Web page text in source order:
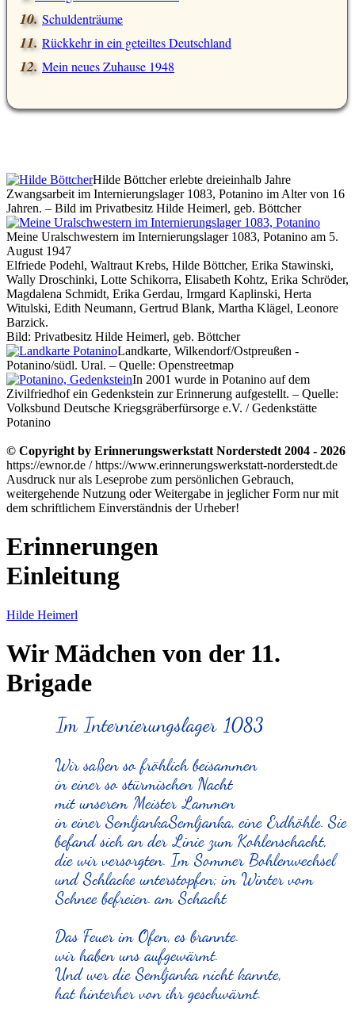
Schuldenträume
Rückkehr in ein geteiltes Deutschland
Mein neues Zuhause 1948
Hilde Böttcher erlebte dreieinhalb Jahre
Zwangsarbeit im Internierungslager 1083, Potanino im Alter von 16
Jahren. – Bild im Privatbesitz Hilde Heimerl, geb. Böttcher
Meine Uralschwestern im Internierungslager 1083, Potanino am 5.
August 1947
Elfriede Podehl, Waltraut Krebs, Hilde Böttcher, Erika Stawinski,
Wally Droschinki, Lotte Schikorra, Elisabeth Kohtz, Erika Schröder,
Magdalena Schmidt, Erika Gerdau, Irmgard Kaplinski, Herta
Witulski, Edith Neumann, Gertrud Blank, Martha Klägel, Leonore
Barzick.
Bild: Privatbesitz Hilde Heimerl, geb. Böttcher
Landkarte, Wilkendorf/Ostpreußen -
Potanino/südl. Ural. – Quelle: Openstreetmap
In 2001 wurde in Potanino auf dem
Zivilfriedhof ein Gedenkstein zur Erinnerung aufgestellt. – Quelle:
Volksbund Deutsche Kriegsgräberfürsorge e.V. / Gedenkstätte
Potanino
© Copyright by Erinnerungswerkstatt Norderstedt 2004 - 2026
https://ewnor.de / https://www.erinnerungswerkstatt-norderstedt.de
Ausdruck nur als Leseprobe zum persönlichen Gebrauch,
weitergehende Nutzung oder Weitergabe in jeglicher Form nur mit
dem schriftlichem Einverständnis der Urheber!
Erinnerungen
Einleitung
Hilde Heimerl
Wir Mädchen von der 11.
Brigade
Im Internierungslager 1083
Wir saßen so fröhlich beisammen
in einer so stürmischen Nacht
mit unserem Meister Lammen
in einerSemljankaSemljanka, eine Erdhöhle. Sie
befand sich an der Linie zum Kohlenschacht,
die wir versorgten. Im Sommer Bohlenwechsel
und Schlacke unterstopfen; im Winter vom
Schnee befreien. am Schacht
Das Feuer im Ofen, es brannte.
wir haben uns aufgewärmt.
Und wer die Semljanka nicht kannte,
hat hinterher von ihr geschwärmt.